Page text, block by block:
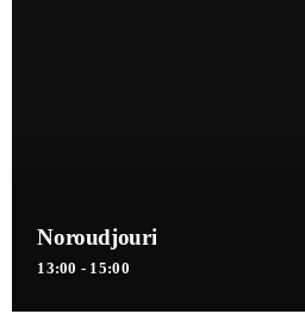
Noroudjouri
13:00 - 15:00